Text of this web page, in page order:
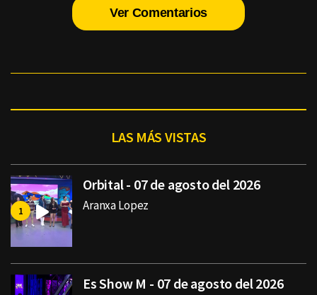
Ver Comentarios
LAS MÁS VISTAS
Orbital - 07 de agosto del 2026
Aranxa Lopez
Es Show M - 07 de agosto del 2026